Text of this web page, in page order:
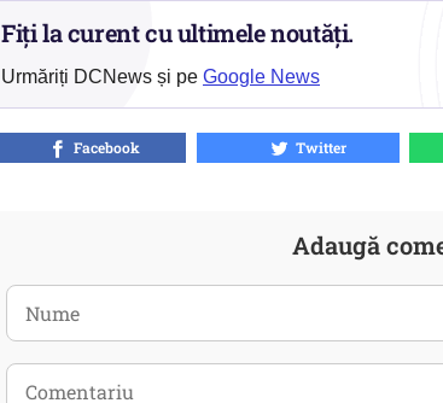
Fiți la curent cu ultimele noutăți.
Urmăriți DCNews și pe Google News
Facebook Twitter
Adaugă